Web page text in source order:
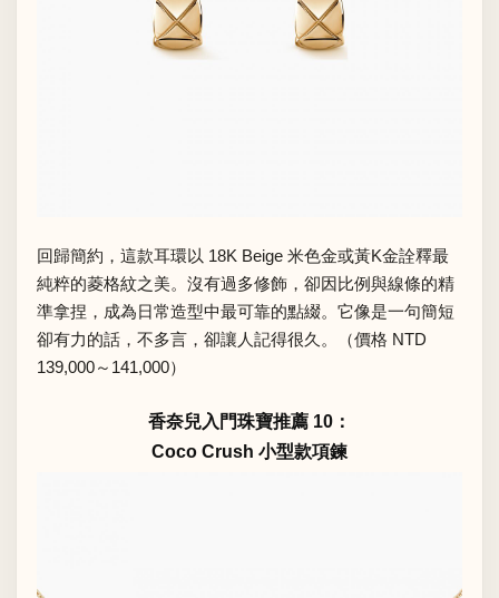
回歸簡約，這款耳環以 18K Beige 米色金或黃K金詮釋最
純粹的菱格紋之美。沒有過多修飾，卻因比例與線條的精
準拿捏，成為日常造型中最可靠的點綴。它像是一句簡短
卻有力的話，不多言，卻讓人記得很久。（價格 NTD
139,000～141,000）
香奈兒入門珠寶推薦 10：
Coco Crush 小型款項鍊